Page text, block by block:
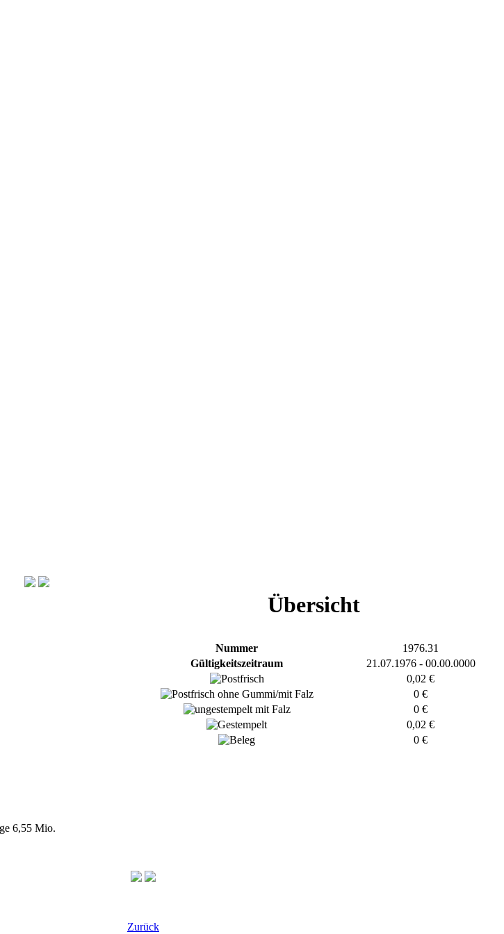
Übersicht
Nummer
1976.31
Gültigkeitszeitraum
21.07.1976 - 00.00.0000
0,02 €
0 €
0 €
0,02 €
0 €
6,55 Mio.
Zurück